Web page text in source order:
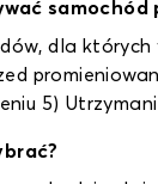
samochód
dla
5)